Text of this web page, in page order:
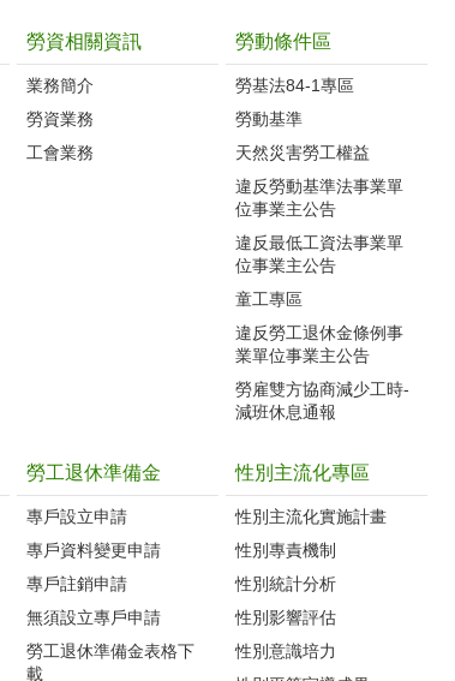
勞資相關資訊
業務簡介
勞資業務
工會業務
勞動條件區
勞基法84-1專區
勞動基準
天然災害勞工權益
違反勞動基準法事業單
位事業主公告
違反最低工資法事業單
位事業主公告
童工專區
違反勞工退休金條例事
業單位事業主公告
勞雇雙方協商減少工時-
減班休息通報
勞工退休準備金
專戶設立申請
專戶資料變更申請
專戶註銷申請
無須設立專戶申請
勞工退休準備金表格下
載
性別主流化專區
性別主流化實施計畫
性別專責機制
性別統計分析
性別影響評估
性別意識培力